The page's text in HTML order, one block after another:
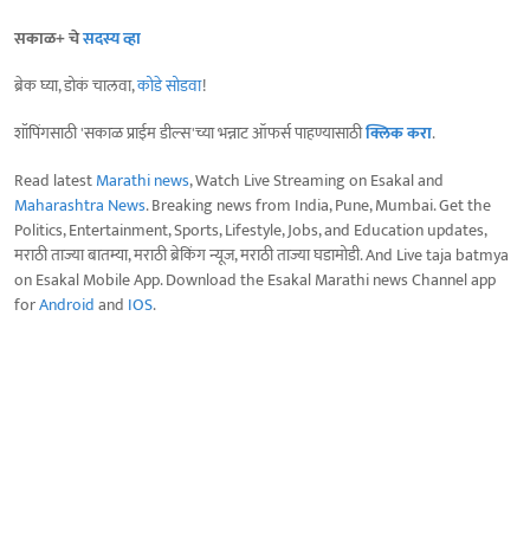
सकाळ+ चेसदस्य व्हा
ब्रेक घ्या, डोकं चालवा,कोडे सोडवा!
शॉपिंगसाठी 'सकाळ प्राईम डील्स'च्या भन्नाट ऑफर्स पाहण्यासाठीक्लिक करा.
Read latestMarathi news, Watch Live Streaming on Esakal and
Maharashtra News. Breaking news from India, Pune, Mumbai. Get the
Politics, Entertainment, Sports, Lifestyle, Jobs, and Education updates,
मराठी ताज्या बातम्या, मराठी ब्रेकिंग न्यूज, मराठी ताज्या घडामोडी. And Live taja batmya
on Esakal Mobile App. Download the Esakal Marathi news Channel app
forAndroidand IOS.